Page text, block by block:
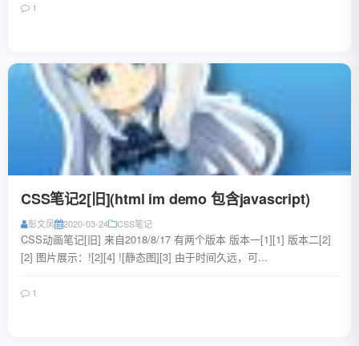
1
CSS笔记2[旧](html im demo 包含javascript)
彭文凤 2020-03-24 CSS笔记
CSS动画笔记[旧] 来自2018/8/17 有两个版本 版本一[1][1] 版本二[2]
[2] 图片展示：![2][4] ![静态图][3] 由于时间久远，可...
1